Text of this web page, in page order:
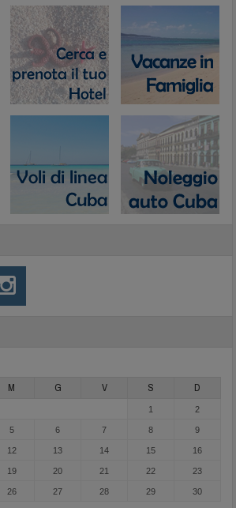
M G V S D
1 2
5 6 7 8 9
12 13 14 15 16
19 20 21 22 23
26 27 28 29 30